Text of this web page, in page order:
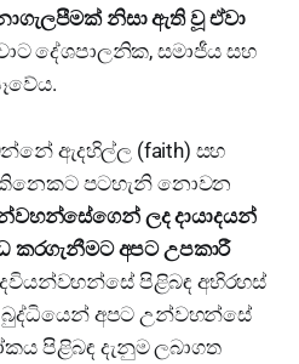
නිසා ඇති වූ ඒවා
දේශපාලනික, සමාජීය සහ
ඇදහිල්ල (faith) සහ
එකිනෙකට පටහැනි නොවන
ලද දායාදයන්
කරගැනීමට අපට උපකාරී
පිළිබඳ අභිරහස්
බුද්ධියෙන් අපට උන්වහන්සේ
පිළිබඳ දැනුම ලබාගත